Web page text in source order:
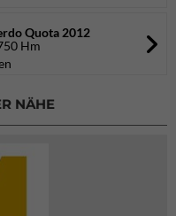
Quota 2012
Hm
NÄHE